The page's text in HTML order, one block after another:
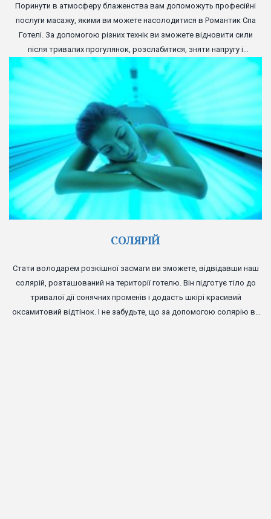
Поринути в атмосферу блаженства вам допоможуть професійні
послуги масажу, якими ви можете насолодитися в Романтик Спа
Готелі. За допомогою різних технік ви зможете відновити сили
після тривалих прогулянок, розслабитися, зняти напругу і
отримати заряд бадьорості.
СОЛЯРІЙ
Стати володарем розкішної засмаги ви зможете, відвідавши наш
солярій, розташований на території готелю. Він підготує тіло до
тривалої дії сонячних променів і додасть шкірі красивий
оксамитовий відтінок. І не забудьте, що за допомогою солярію ви